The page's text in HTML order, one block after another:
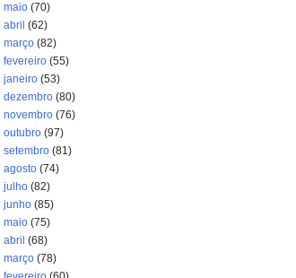
maio (70)
abril (62)
março (82)
fevereiro (55)
janeiro (53)
dezembro (80)
novembro (76)
outubro (97)
setembro (81)
agosto (74)
julho (82)
junho (85)
maio (75)
abril (68)
março (78)